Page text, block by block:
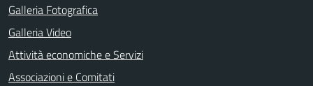
Galleria Fotografica
Galleria Video
Attività economiche e Servizi
Associazioni e Comitati